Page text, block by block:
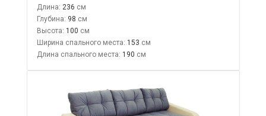
Длина: 236
Глубина: 98
Высота: 100
Ширина спального места: 153
Длина спального места: 190